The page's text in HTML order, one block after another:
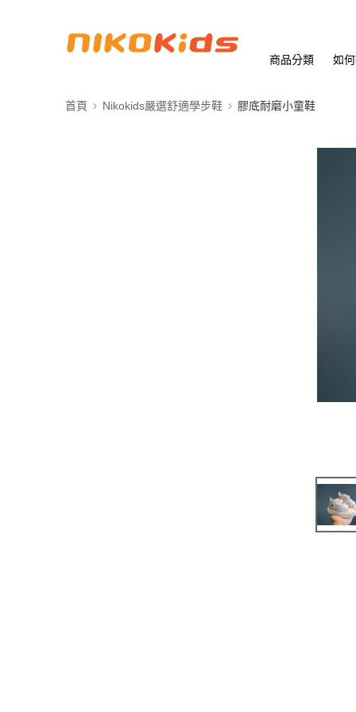
商品分類 如
首頁 Nikokids嚴選舒適學步鞋 膠底耐磨小童鞋